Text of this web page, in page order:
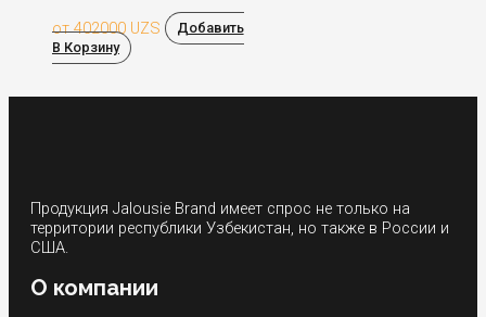
от402000 UZS
Добавить
В Корзину
Продукция Jalousie Brand имеет спрос не только на
территории республики Узбекистан, но также в России и
США.
О компании